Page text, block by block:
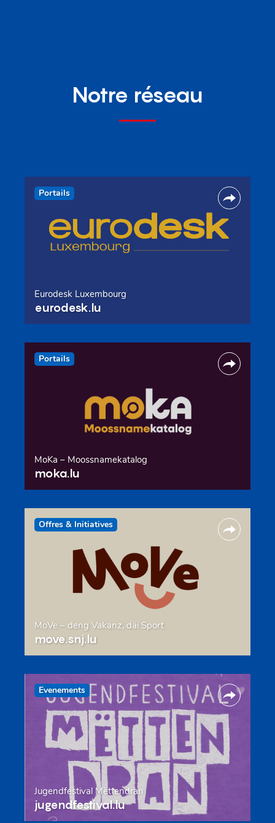
Notre réseau
Portails
Eurodesk Luxembourg
eurodesk.lu
Portails
MoKa – Moossnamekatalog
moka.lu
Offres & Initiatives
MoVe – deng Vakanz, däi Sport
move.snj.lu
Evenements
Jugendfestival Mëttendran
jugendfestival.lu